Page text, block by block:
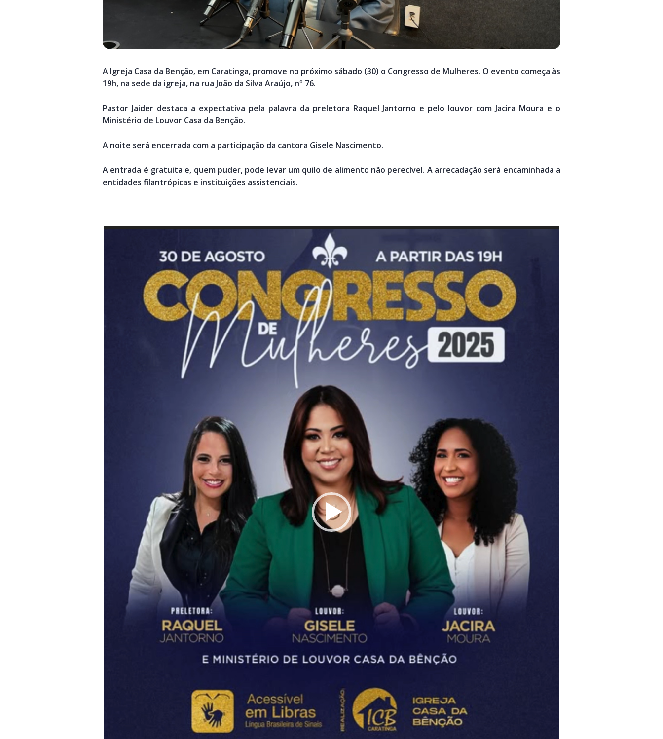
A Igreja Casa da Benção, em Caratinga, promove no próximo sábado (30) o Congresso de Mulheres. O evento começa às
19h, na sede da igreja, na rua João da Silva Araújo, nº 76.
Pastor Jaider destaca a expectativa pela palavra da preletora Raquel Jantorno e pelo louvor com Jacira Moura e o
Ministério de Louvor Casa da Benção.
A noite será encerrada com a participação da cantora Gisele Nascimento.
A entrada é gratuita e, quem puder, pode levar um quilo de alimento não perecível. A arrecadação será encaminhada a
entidades filantrópicas e instituições assistenciais.
Tocador